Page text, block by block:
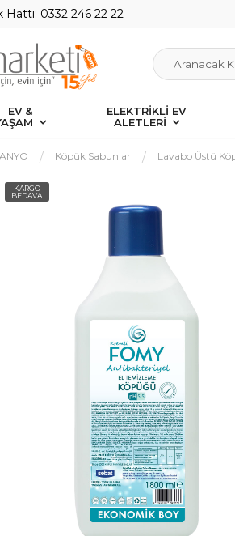
Hattı: 0332 246 22 22
EV &
ELEKTRİKLİ EV
ALETLERİ
Köpük Sabunlar Lavabo Üstü
KARGO
BEDAVA